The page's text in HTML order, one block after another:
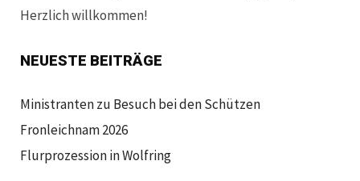
Herzlich willkommen!
NEUESTE BEITRÄGE
Ministranten zu Besuch bei den Schützen
Fronleichnam 2026
Flurprozession in Wolfring